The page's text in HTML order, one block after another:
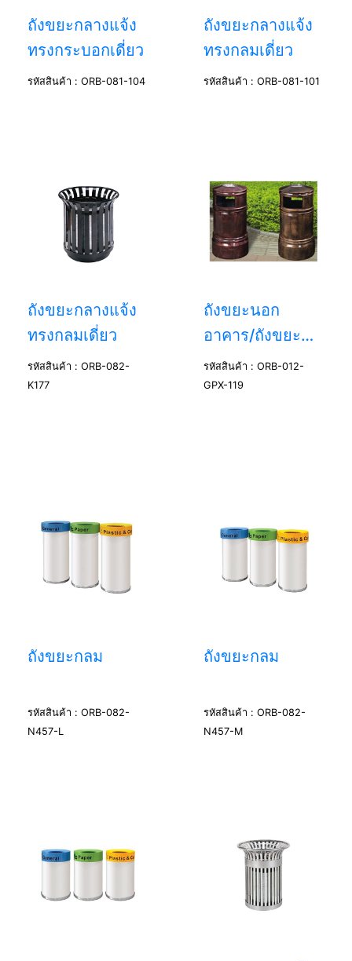
ถังขยะกลางแจ้ง
ทรงกระบอกเดี่ยว
รหัสสินค้า : ORB-081-104
ถังขยะกลางแจ้ง
ทรงกลมเดี่ยว
รหัสสินค้า : ORB-081-101
ถังขยะกลางแจ้ง
ทรงกลมเดี่ยว
รหัสสินค้า : ORB-082-
K177
ถังขยะนอก
อาคาร/ถังขยะ
สนาม
รหัสสินค้า : ORB-012-
GPX-119
ถังขยะกลม
รหัสสินค้า : ORB-082-
N457-L
ถังขยะกลม
รหัสสินค้า : ORB-082-
N457-M